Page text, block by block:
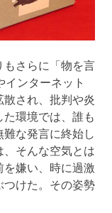
もさらに「物を言
ンターネット
され、批判や炎
た環境では、誰も
な発言に終始し
、そんな空気とは
嫌い、時に過激
つけた。その姿勢